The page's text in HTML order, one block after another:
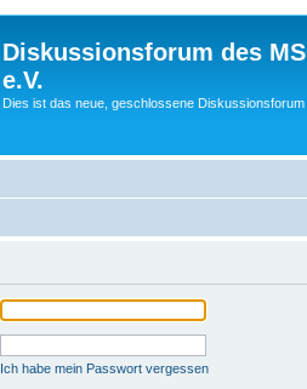
Diskussionsforum des
e.V.
Dies ist das neue, geschlossene
Ich habe mein Passwort vergessen